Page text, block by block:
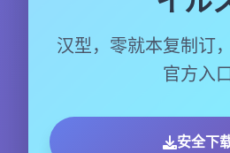
汉型，零就本复制订
官方入
安全下